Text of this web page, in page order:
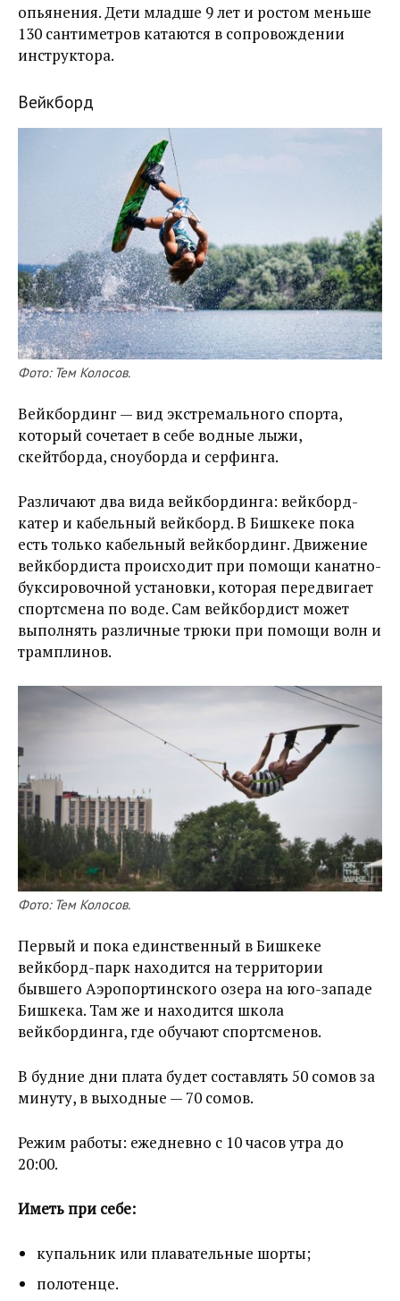
опьянения. Дети младше 9 лет и ростом меньше
130 сантиметров катаются в сопровождении
инструктора.
Вейкборд
Фото: Тем Колосов.
Вейкбординг — вид экстремального спорта,
который сочетает в себе водные лыжи,
скейтборда, сноуборда и серфинга.
Различают два вида вейкбординга: вейкборд-
катер и кабельный вейкборд. В Бишкеке пока
есть только кабельный вейкбординг. Движение
вейкбордиста происходит при помощи канатно-
буксировочной установки, которая передвигает
спортсмена по воде. Сам вейкбордист может
выполнять различные трюки при помощи волн и
трамплинов.
Фото: Тем Колосов.
Первый и пока единственный в Бишкеке
вейкборд-парк находится на территории
бывшего Аэропортинского озера на юго-западе
Бишкека. Там же и находится школа
вейкбординга, где обучают спортсменов.
В будние дни плата будет составлять 50 сомов за
минуту, в выходные — 70 сомов.
Режим работы: ежедневно с 10 часов утра до
20:00.
Иметь при себе:
купальник или плавательные шорты;
полотенце.